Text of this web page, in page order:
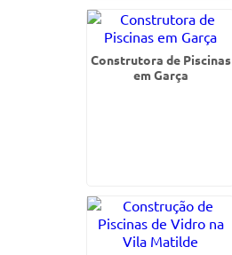
Construtora de Piscinas
em Garça